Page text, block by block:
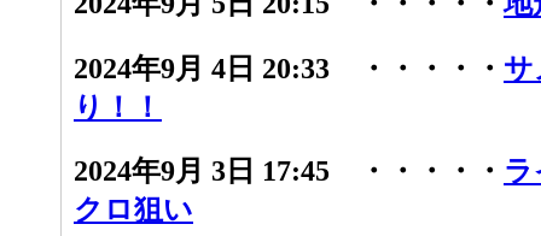
2024年9月 4日 20:33 ・・・・・ サ
り！！
2024年9月 3日 17:45 ・・・・・
クロ狙い